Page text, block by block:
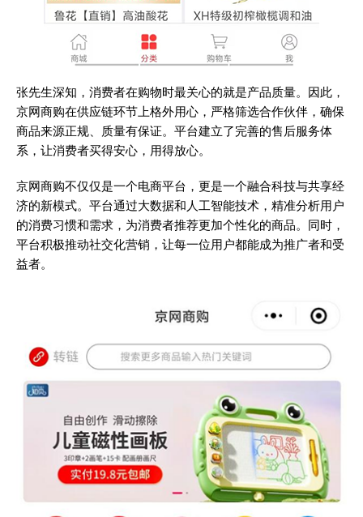
张先生深知，消费者在购物时最关心的就是产品质量。因此，
京网商购在供应链环节上格外用心，严格筛选合作伙伴，确保
商品来源正规、质量有保证。平台建立了完善的售后服务体
系，让消费者买得安心，用得放心。
京网商购不仅仅是一个电商平台，更是一个融合科技与共享经
济的新模式。平台通过大数据和人工智能技术，精准分析用户
的消费习惯和需求，为消费者推荐更加个性化的商品。同时，
平台积极推动社交化营销，让每一位用户都能成为推广者和受
益者。